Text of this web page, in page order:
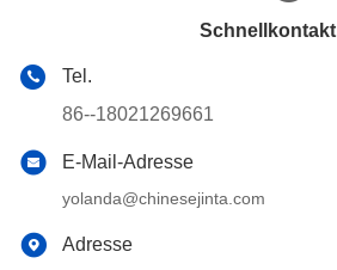
Schnellkontakt
Tel.
86--18021269661
E-Mail-Adresse
yolanda@chinesejinta.com
Adresse